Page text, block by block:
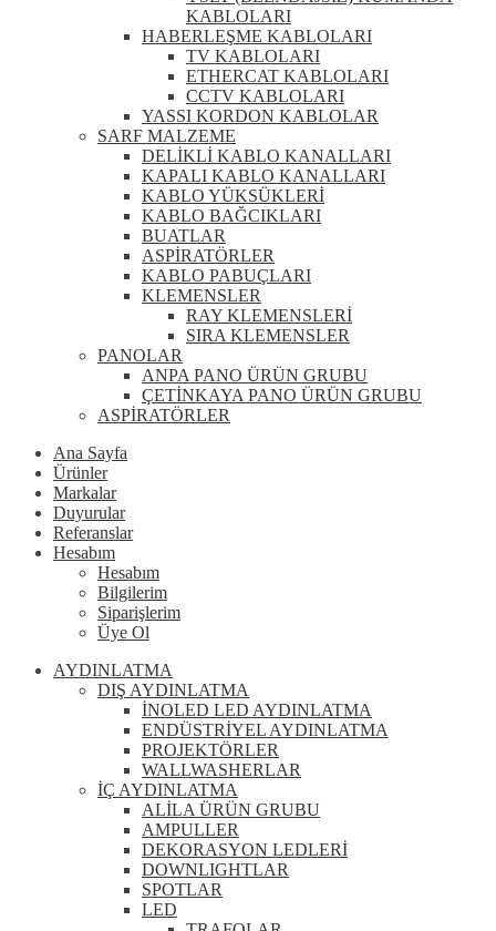
KABLOLARI
HABERLEŞME KABLOLARI
TV KABLOLARI
ETHERCAT KABLOLARI
CCTV KABLOLARI
YASSI KORDON KABLOLAR
SARF MALZEME
DELİKLİ KABLO KANALLARI
KAPALI KABLO KANALLARI
KABLO YÜKSÜKLERİ
KABLO BAĞCIKLARI
BUATLAR
ASPİRATÖRLER
KABLO PABUÇLARI
KLEMENSLER
RAY KLEMENSLERİ
SIRA KLEMENSLER
PANOLAR
ANPA PANO ÜRÜN GRUBU
ÇETİNKAYA PANO ÜRÜN GRUBU
ASPİRATÖRLER
Ana Sayfa
Ürünler
Markalar
Duyurular
Referanslar
Hesabım
Hesabım
Bilgilerim
Siparişlerim
Üye Ol
AYDINLATMA
DIŞ AYDINLATMA
İNOLED LED AYDINLATMA
ENDÜSTRİYEL AYDINLATMA
PROJEKTÖRLER
WALLWASHERLAR
İÇ AYDINLATMA
ALİLA ÜRÜN GRUBU
AMPULLER
DEKORASYON LEDLERİ
DOWNLIGHTLAR
SPOTLAR
LED